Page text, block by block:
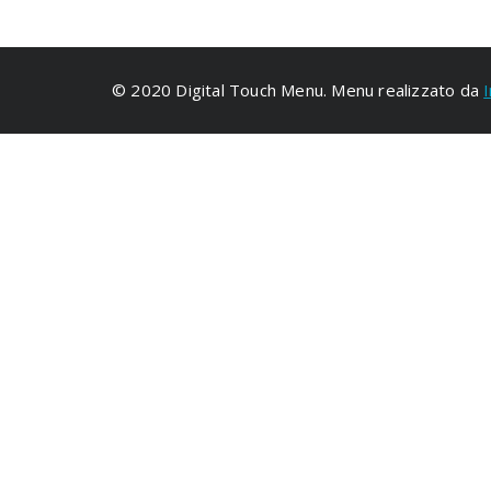
© 2020 Digital Touch Menu. Menu realizzato da